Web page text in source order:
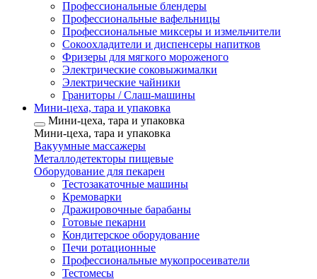
Профессиональные блендеры
Профессиональные вафельницы
Профессиональные миксеры и измельчители
Сокоохладители и диспенсеры напитков
Фризеры для мягкого мороженого
Электрические соковыжималки
Электрические чайники
Граниторы / Слаш-машины
Мини-цеха, тара и упаковка
Мини-цеха, тара и упаковка
Мини-цеха, тара и упаковка
Вакуумные массажеры
Металлодетекторы пищевые
Оборудование для пекарен
Тестозакаточные машины
Кремоварки
Дражировочные барабаны
Готовые пекарни
Кондитерское оборудование
Печи ротационные
Профессиональные мукопросеиватели
Тестомесы